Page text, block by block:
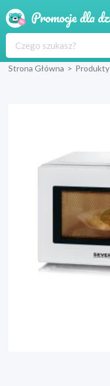
Strona Główna > Produkty